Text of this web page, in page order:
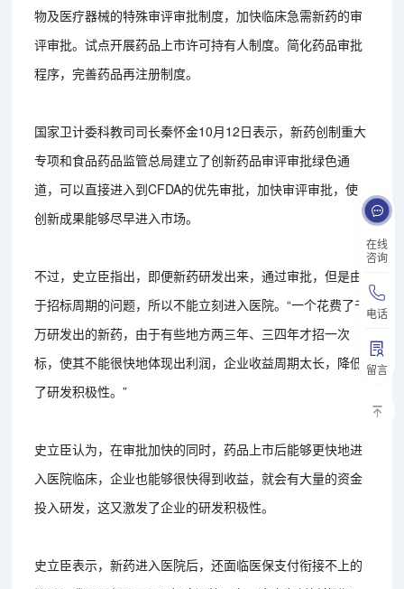
在线
咨询
电话
留言
物及医疗器械的特殊审评审批制度，加快临床急需新药的审
评审批。试点开展药品上市许可持有人制度。简化药品审批
程序，完善药品再注册制度。
国家卫计委科教司司长秦怀金10月12日表示，新药创制重大
专项和食品药品监管总局建立了创新药品审评审批绿色通
道，可以直接进入到CFDA的优先审批，加快审评审批，使
创新成果能够尽早进入市场。
不过，史立臣指出，即便新药研发出来，通过审批，但是由
于招标周期的问题，所以不能立刻进入医院。“一个花费了千
万研发出的新药，由于有些地方两三年、三四年才招一次
标，使其不能很快地体现出利润，企业收益周期太长，降低
了研发积极性。”
史立臣认为，在审批加快的同时，药品上市后能够更快地进
入医院临床，企业也能够很快得到收益，就会有大量的资金
投入研发，这又激发了企业的研发积极性。
史立臣表示，新药进入医院后，还面临医保支付衔接不上的